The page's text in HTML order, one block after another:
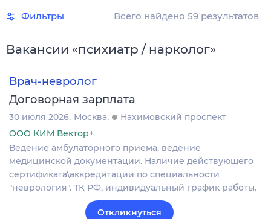
Фильтры Всего найдено 59 результатов
Вакансии «психиатр / нарколог»
Врач-невролог
Договорная зарплата
30 июля 2026 Москва
Нахимовский проспект
ООО КИМ Вектор+
Ведение амбулаторного приема, ведение
медицинской документации. Наличие действующего
сертификата\аккредитации по специальности
"неврология". ТК РФ, индивидуальный график работы.
Откликнуться